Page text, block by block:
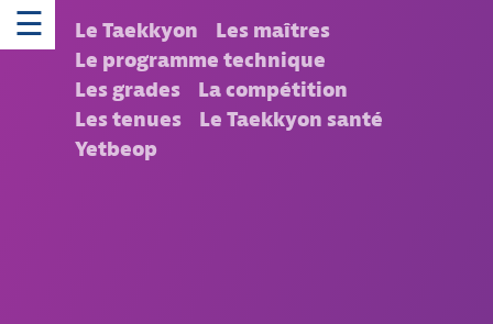
☰ Le Taekkyon
Les maîtres
Le programme technique
Les grades
La compétition
Les tenues
Le Taekkyon santé
Yetbeop